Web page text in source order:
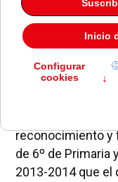
reconocimiento
de 6º de Primaria
2013-2014 que el